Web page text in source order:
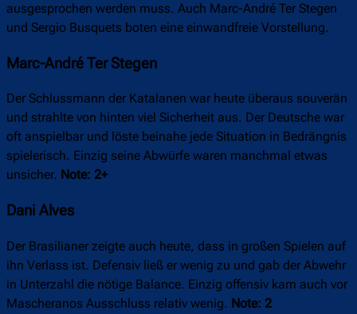
ausgesprochen werden muss. Auch Marc-André Ter Stegen
und Sergio Busquets boten eine einwandfreie Vorstellung.
Marc-André Ter Stegen
Der Schlussmann der Katalanen war heute überaus souverän
und strahlte von hinten viel Sicherheit aus. Der Deutsche war
oft anspielbar und löste beinahe jede Situation in Bedrängnis
spielerisch. Einzig seine Abwürfe waren manchmal etwas
unsicher. Note: 2+
Dani Alves
Der Brasilianer zeigte auch heute, dass in großen Spielen auf
ihn Verlass ist. Defensiv ließ er wenig zu und gab der Abwehr
in Unterzahl die nötige Balance. Einzig offensiv kam auch vor
Mascheranos Ausschluss relativ wenig. Note: 2